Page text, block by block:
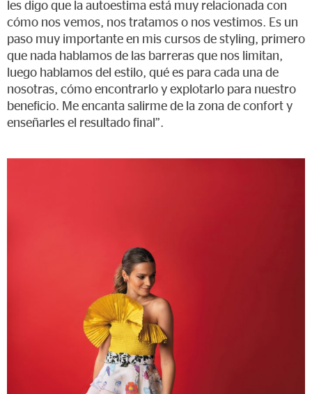
les digo que la autoestima está muy relacionada con
cómo nos vemos, nos tratamos o nos vestimos. Es un
paso muy importante en mis cursos de styling, primero
que nada hablamos de las barreras que nos limitan,
luego hablamos del estilo, qué es para cada una de
nosotras, cómo encontrarlo y explotarlo para nuestro
beneficio. Me encanta salirme de la zona de confort y
enseñarles el resultado final”.